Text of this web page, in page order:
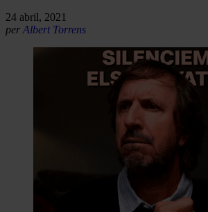
24 abril, 2021
per Albert Torrens